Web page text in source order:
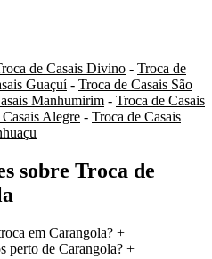
de Casais Divino - Troca de
Guaçuí- Troca de Casais São
Manhumirim - Troca de Casais
Alegre - Troca de Casais
sobre Troca de
em Carangola? +
perto de Carangola? +